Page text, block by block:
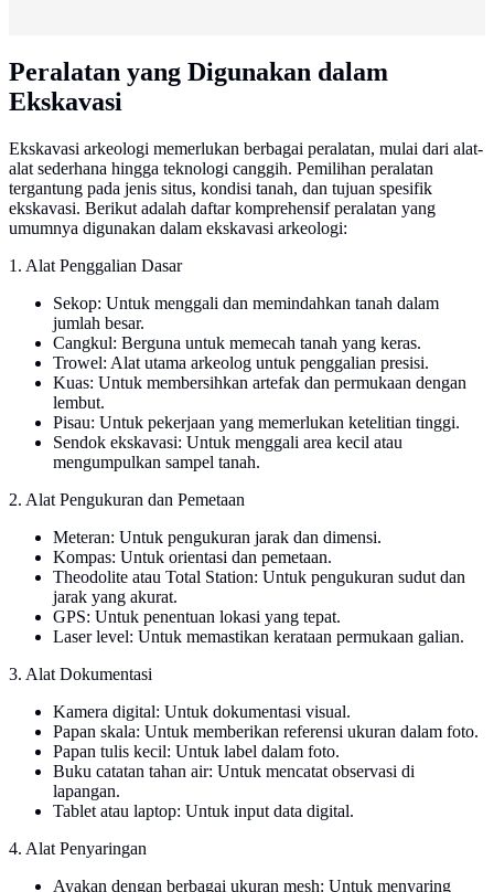
Peralatan yang Digunakan dalam
Ekskavasi
Ekskavasi arkeologi memerlukan berbagai peralatan, mulai dari alat-
alat sederhana hingga teknologi canggih. Pemilihan peralatan
tergantung pada jenis situs, kondisi tanah, dan tujuan spesifik
ekskavasi. Berikut adalah daftar komprehensif peralatan yang
umumnya digunakan dalam ekskavasi arkeologi:
1. Alat Penggalian Dasar
Sekop: Untuk menggali dan memindahkan tanah dalam
jumlah besar.
Cangkul: Berguna untuk memecah tanah yang keras.
Trowel: Alat utama arkeolog untuk penggalian presisi.
Kuas: Untuk membersihkan artefak dan permukaan dengan
lembut.
Pisau: Untuk pekerjaan yang memerlukan ketelitian tinggi.
Sendok ekskavasi: Untuk menggali area kecil atau
mengumpulkan sampel tanah.
2. Alat Pengukuran dan Pemetaan
Meteran: Untuk pengukuran jarak dan dimensi.
Kompas: Untuk orientasi dan pemetaan.
Theodolite atau Total Station: Untuk pengukuran sudut dan
jarak yang akurat.
GPS: Untuk penentuan lokasi yang tepat.
Laser level: Untuk memastikan kerataan permukaan galian.
3. Alat Dokumentasi
Kamera digital: Untuk dokumentasi visual.
Papan skala: Untuk memberikan referensi ukuran dalam foto.
Papan tulis kecil: Untuk label dalam foto.
Buku catatan tahan air: Untuk mencatat observasi di
lapangan.
Tablet atau laptop: Untuk input data digital.
4. Alat Penyaringan
Ayakan dengan berbagai ukuran mesh: Untuk menyaring